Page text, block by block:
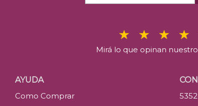
Mirá lo que opinan
AYUDA
Como Comprar